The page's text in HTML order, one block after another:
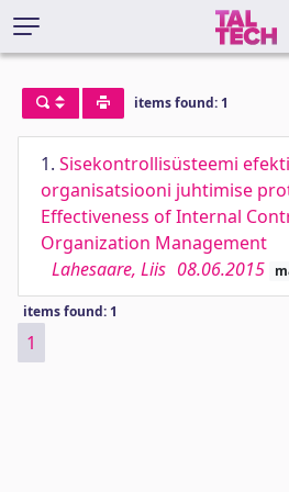
items found: 1
1. Sisekontrollisüsteemi
organisatsiooni juhtimise
Effectiveness of Internal
Organization Management
Lahesaare, Liis 08.06.2015
items found: 1
1